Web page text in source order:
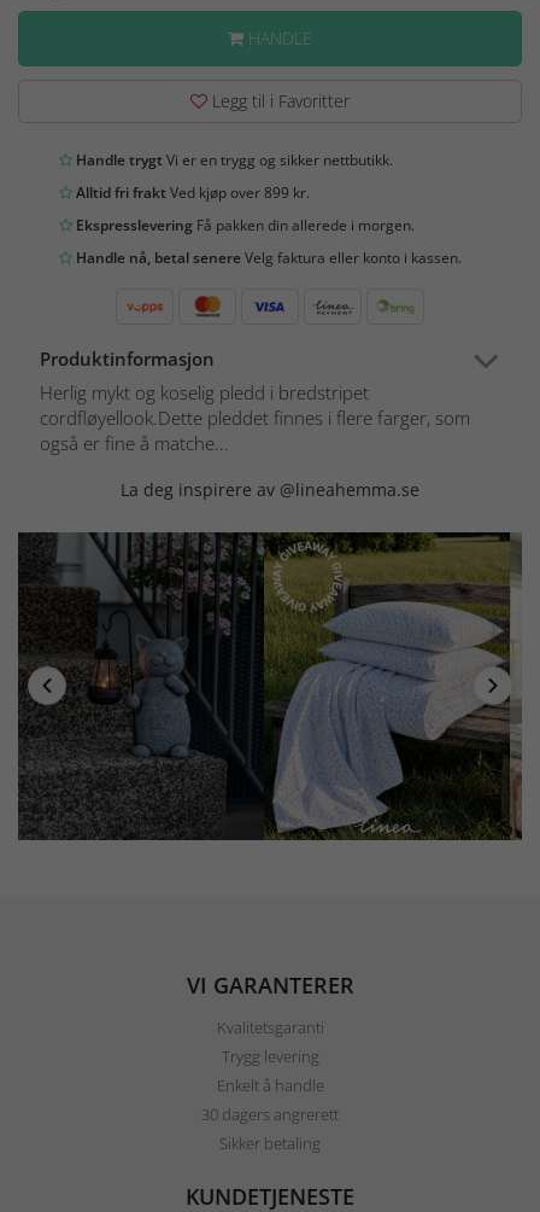
HANDLE
Legg til i Favoritter
Handle trygtVi er en trygg og sikker nettbutikk.
Alltid fri fraktVed kjøp over 899 kr.
Ekspresslevering Få pakken din allerede i morgen.
Handle nå, betal senereVelg faktura eller konto i kassen.
Produktinformasjon
Herlig mykt og koselig pledd i bredstripet
cordfløyellook.Dette pleddet finnes i flere farger, som
også er fine å matche...
La deg inspirere av @lineahemma.se
VI GARANTERER
Kvalitetsgaranti
Trygg levering
Enkelt å handle
30 dagers angrerett
Sikker betaling
KUNDETJENESTE